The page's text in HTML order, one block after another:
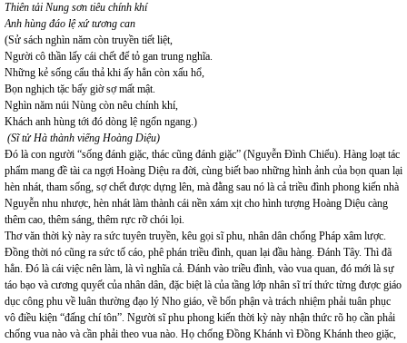
Thiên tải Nung sơn tiêu chính khí
Anh hùng đáo lệ xứ tương can
(Sử sách nghìn năm còn truyền tiết liệt,
Người cô thần lấy cái chết để tỏ gan trung nghĩa.
Những kẻ sống cẩu thả khi ấy hẳn còn xấu hổ,
Bọn nghịch tặc bấy giờ sợ mất mật.
Nghìn năm núi Nùng còn nêu chính khí,
Khách anh hùng tới đó dòng lệ ngổn ngang.)
(Sĩ tử Hà thành viếng Hoàng Diệu)
Đó là con người “sống đánh giặc, thác cũng đánh giặc” (Nguyễn Đình Chiểu). Hàng loạt tác
phẩm mang đề tài ca ngợi Hoàng Diệu ra đời, cùng biết bao những hình ảnh của bọn quan lại
hèn nhát, tham sống, sợ chết được dựng lên, mà đằng sau nó là cả triều đình phong kiến nhà
Nguyễn nhu nhược, hèn nhát làm thành cái nền xám xịt cho hình tượng Hoàng Diệu càng
thêm cao, thêm sáng, thêm rực rỡ chói lọi.
Thơ văn thời kỳ này ra sức tuyên truyền, kêu gọi sĩ phu, nhân dân chống Pháp xâm lược.
Đồng thời nó cũng ra sức tố cáo, phê phán triều đình, quan lại đầu hàng. Đánh Tây. Thì đã
hẳn. Đó là cái việc nên làm, là vì nghĩa cả. Đánh vào triều đình, vào vua quan, đó mới là sự
táo bạo và cương quyết của nhân dân, đặc biệt là của tầng lớp nhân sĩ trí thức từng được giáo
dục công phu về luân thường đạo lý Nho giáo, về bổn phận và trách nhiệm phải tuân phục
vô điều kiện “đấng chí tôn”. Người sĩ phu phong kiến thời kỳ này nhận thức rõ họ cần phải
chống vua nào và cần phải theo vua nào. Họ chống Đồng Khánh vì Đồng Khánh theo giặc,